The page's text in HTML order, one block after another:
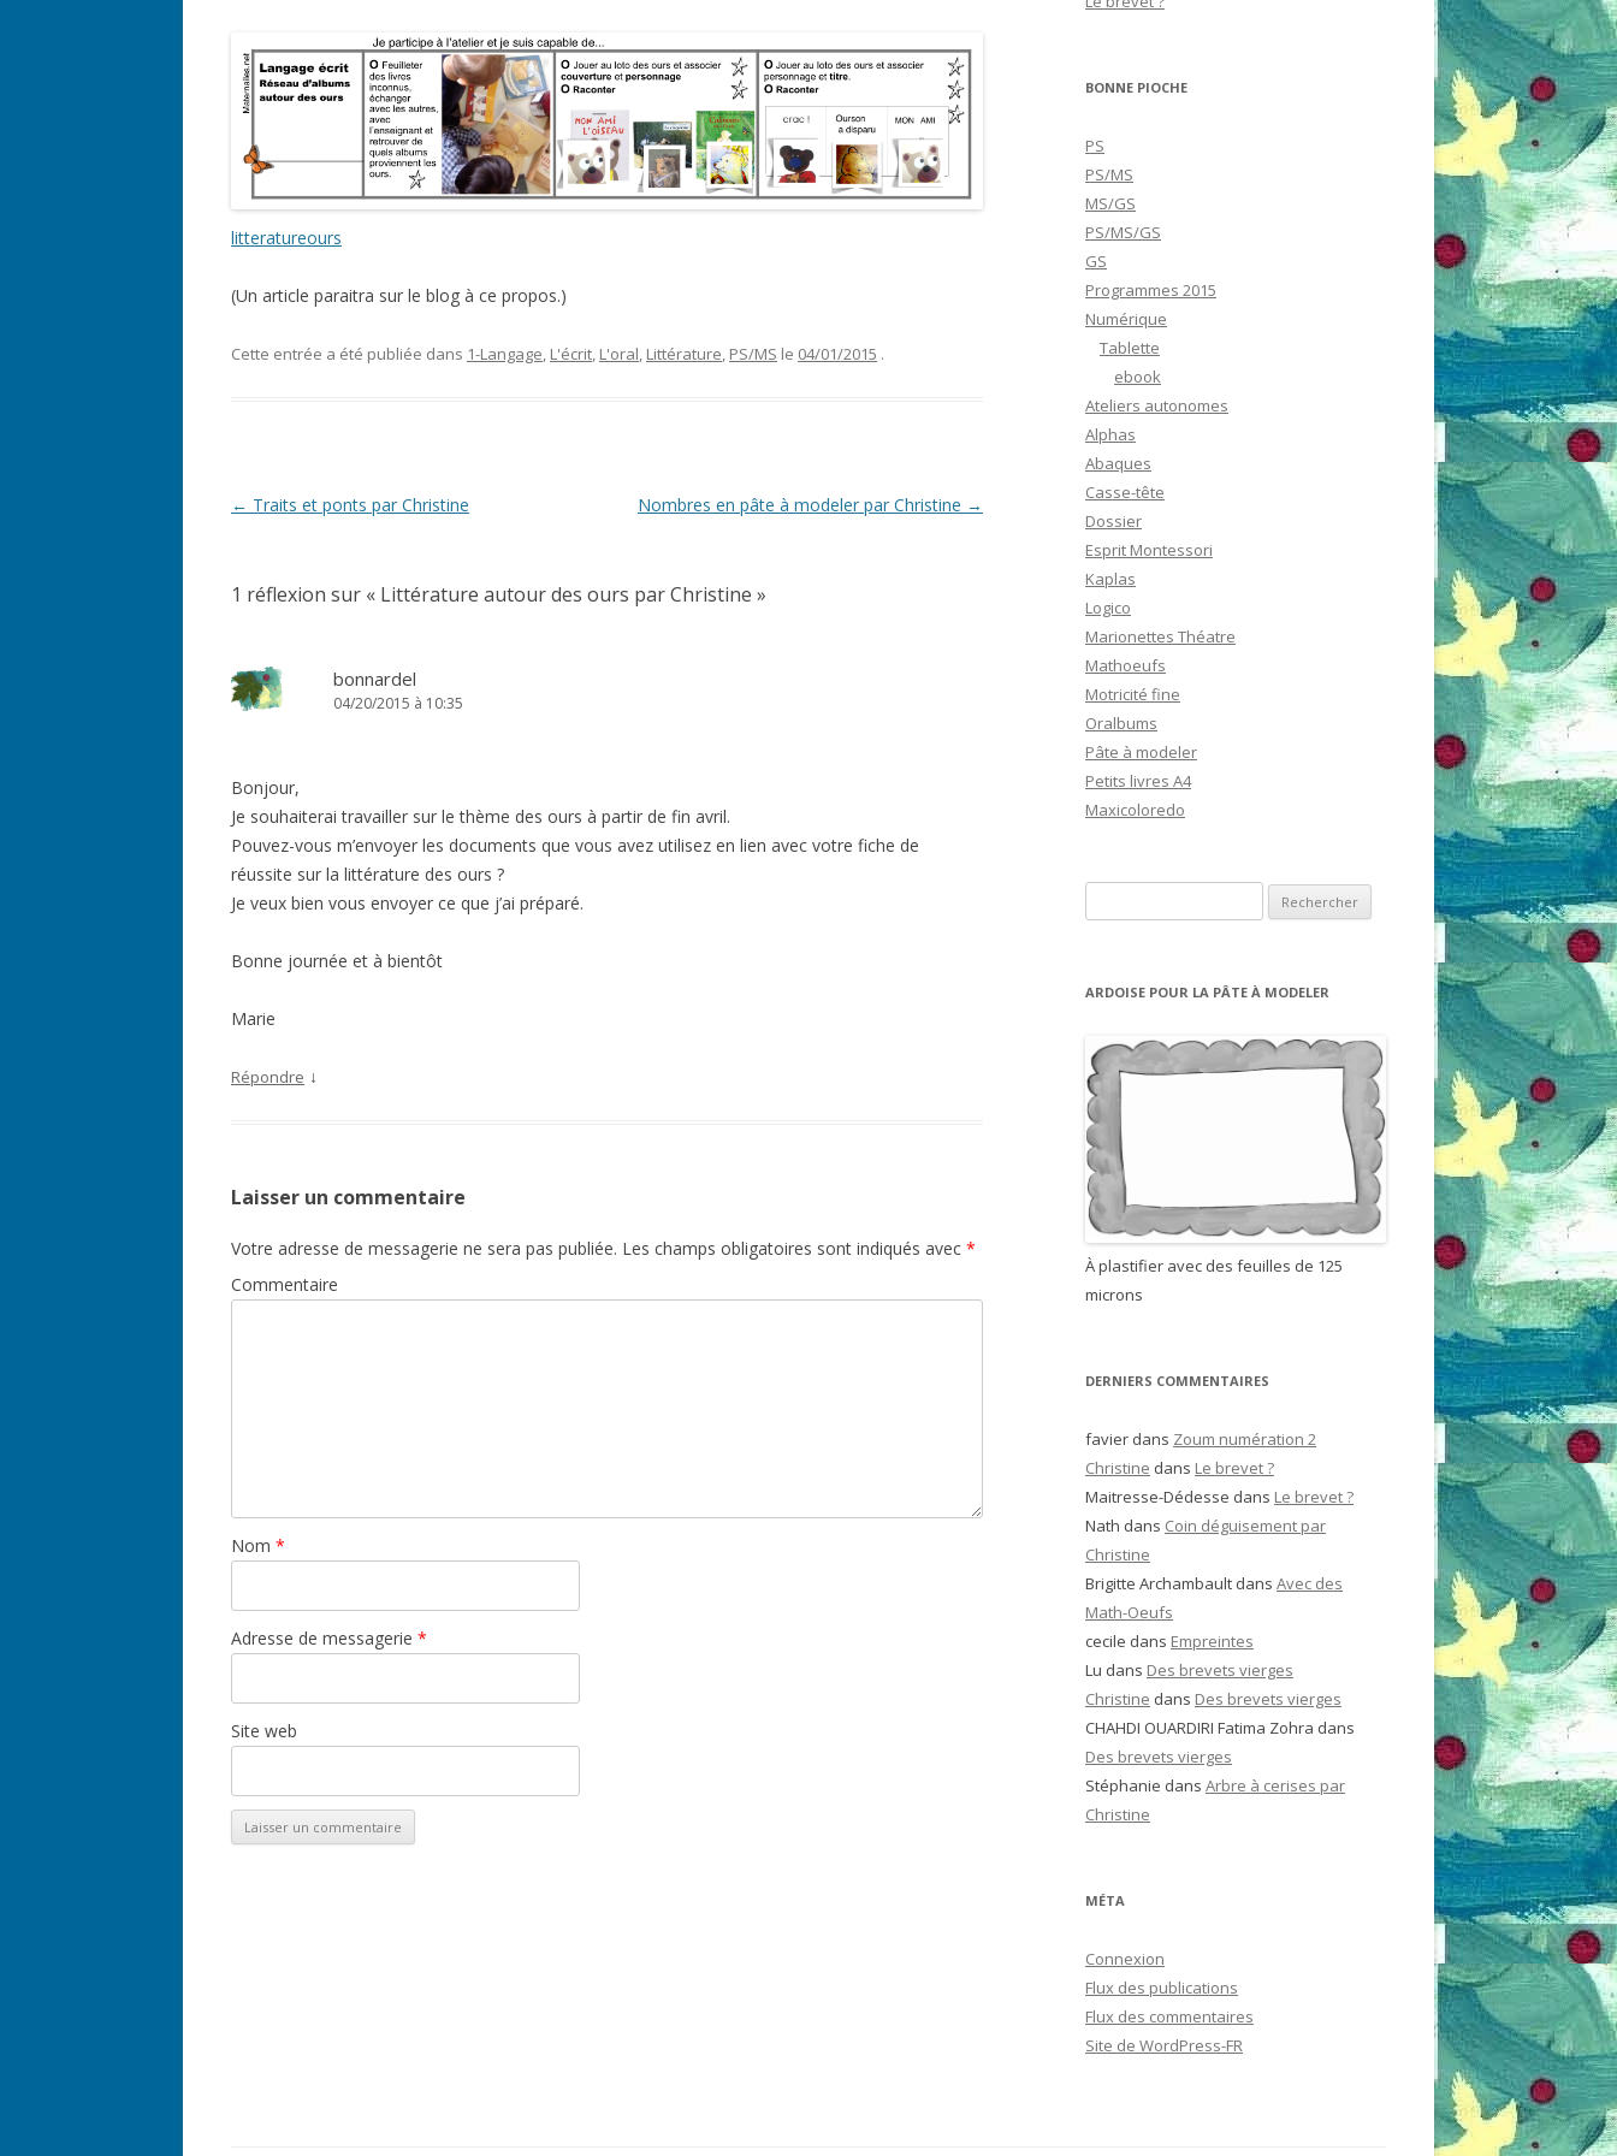
litteratureours
(Un article paraitra sur le blog à ce propos.)
Cette entrée a été publiée dans 1-Langage, L'écrit, L'oral, Littérature, PS/MS le 04/01/2015 .
Navigation
← Traits et ponts par Christine Nombres en pâte à modeler par Christine →
1 réflexion sur « Littérature autour des ours par Christine »
bonnardel
04/20/2015 à 10:35
Bonjour,
Je souhaiterai travailler sur le thème des ours à partir de fin avril.
Pouvez-vous m’envoyer les documents que vous avez utilisez en lien avec votre fiche de
réussite sur la littérature des ours ?
Je veux bien vous envoyer ce que j’ai préparé.
Bonne journée et à bientôt
Marie
Répondre ↓
Laisser un commentaire
Votre adresse de messagerie ne sera pas publiée. Les champs obligatoires sont indiqués avec *
Commentaire
Nom *
Adresse de messagerie *
Site web
BONNE PIOCHE
PS
PS/MS
MS/GS
PS/MS/GS
GS
Programmes 2015
Numérique
Tablette
ebook
Ateliers autonomes
Alphas
Abaques
Casse-tête
Dossier
Esprit Montessori
Kaplas
Logico
Marionettes Théatre
Mathoeufs
Motricité fine
Oralbums
Pâte à modeler
Petits livres A4
Maxicoloredo
e
h
c
h
e
r
ARDOISE POUR LA PÂTE À MODELER
À plastifier avec des feuilles de 125
microns
DERNIERS COMMENTAIRES
favier dans Zoum numération 2
Christine dans Le brevet ?
Maitresse-Dédesse dans Le brevet ?
Nath dans Coin déguisement par
Christine
Brigitte Archambault dans Avec des
Math-Oeufs
cecile dans Empreintes
Lu dans Des brevets vierges
Christine dans Des brevets vierges
CHAHDI OUARDIRI Fatima Zohra dans
Des brevets vierges
Stéphanie dans Arbre à cerises par
Christine
MÉTA
Connexion
Flux des publications
Flux des commentaires
Site de WordPress-FR